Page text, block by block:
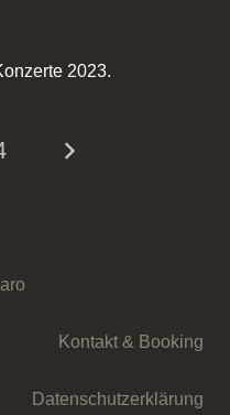
2023.
Kontakt & Booking
Datenschutzerklärung